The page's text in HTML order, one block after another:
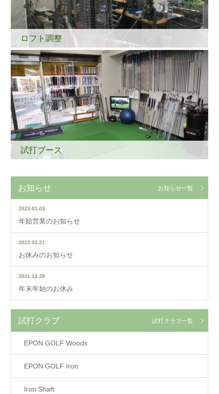
ロフト調整
試打ブース
お知らせ お知らせ一覧
2023.01.03
年始営業のお知らせ
2022.02.21
お休みのお知らせ
2021.12.29
年末年始のお休み
試打クラブ 試打クラブ一覧
EPON GOLF Woods
EPON GOLF Iron
Iron Shaft